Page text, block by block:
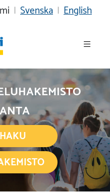
| Svenska | English